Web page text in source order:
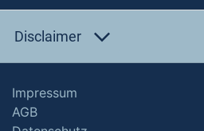
Disclaimer
Impressum
AGB